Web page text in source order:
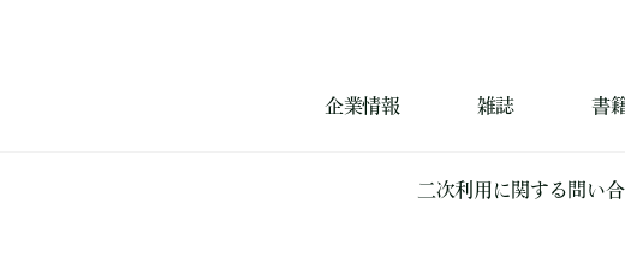
企業情報 雑誌 書
二次利用に関する問い